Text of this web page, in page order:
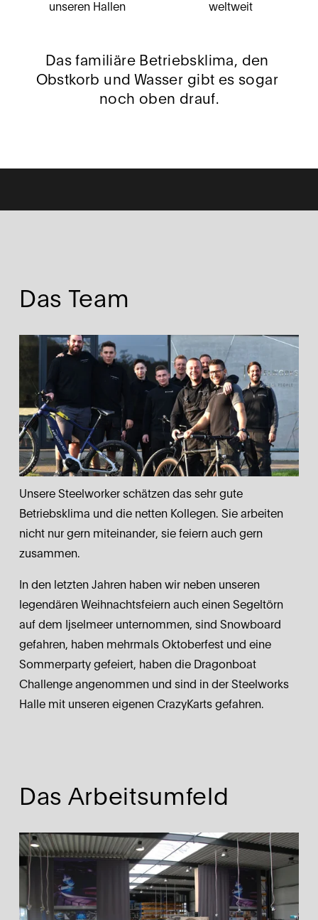
unseren Hallen
weltweit
Das familiäre Betriebsklima, den
Obstkorb und Wasser gibt es sogar
noch oben drauf.
E
L
O
P
L
E
Das Team
Unsere Steelworker schätzen das sehr gute
Betriebsklima und die netten Kollegen. Sie arbeiten
nicht nur gern miteinander, sie feiern auch gern
zusammen.
In den letzten Jahren haben wir neben unseren
legendären Weihnachtsfeiern auch einen Segeltörn
auf dem Ijselmeer unternommen, sind Snowboard
gefahren, haben mehrmals Oktoberfest und eine
Sommerparty gefeiert, haben die Dragonboat
Challenge angenommen und sind in der Steelworks
Halle mit unseren eigenen CrazyKarts gefahren.
Das Arbeitsumfeld